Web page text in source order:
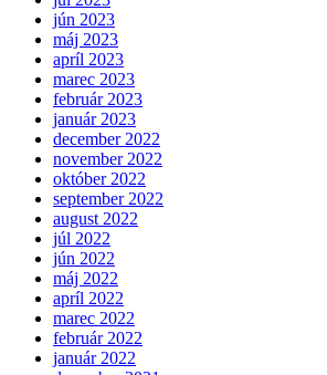
jún 2023
máj 2023
apríl 2023
marec 2023
február 2023
január 2023
december 2022
november 2022
október 2022
september 2022
august 2022
júl 2022
jún 2022
máj 2022
apríl 2022
marec 2022
február 2022
január 2022